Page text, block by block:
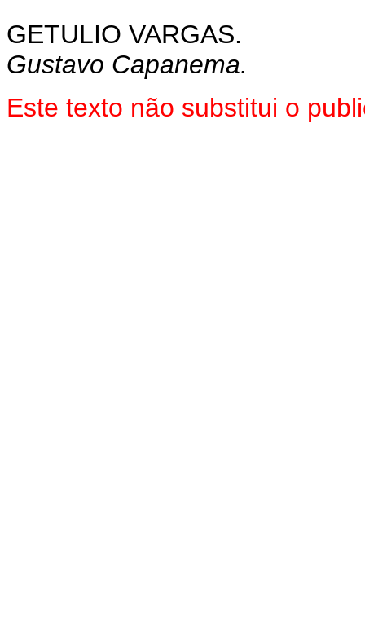
GETULIO VARGAS.
Gustavo Capanema.
Este texto não substitui o